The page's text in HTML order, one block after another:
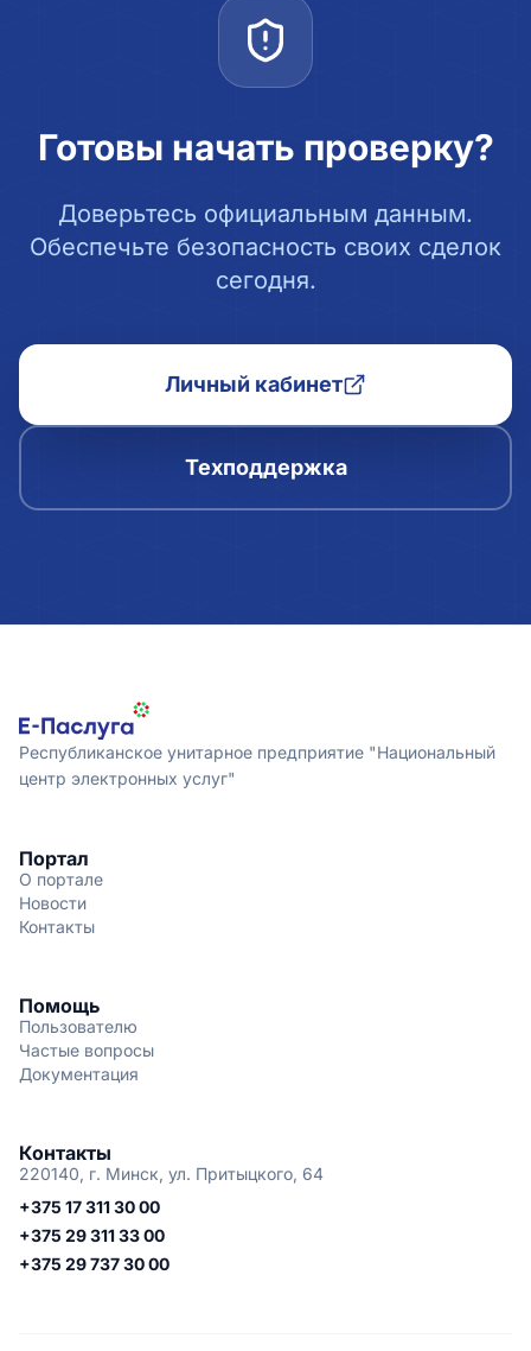
Готовы начать проверку?
Доверьтесь официальным данным.
Обеспечьте безопасность своих сделок
сегодня.
Личный кабинет
Техподдержка
Республиканское унитарное предприятие "Национальный
центр электронных услуг"
Портал
О портале
Новости
Контакты
Помощь
Пользователю
Частые вопросы
Документация
Контакты
220140, г. Минск, ул. Притыцкого, 64
+375 17 311 30 00
+375 29 311 33 00
+375 29 737 30 00